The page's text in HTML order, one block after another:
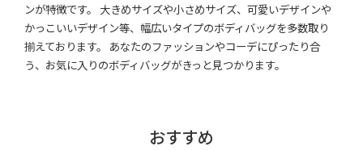
ンが特徴です。 大きめサイズや小さめサイズ、可愛いデザインや
かっこいいデザイン等、幅広いタイプのボディバッグを多数取り
揃えております。 あなたのファッションやコーデにぴったり合
う、お気に入りのボディバッグがきっと見つかります。
おすすめ